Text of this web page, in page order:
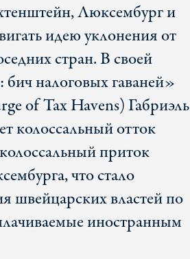
Люксембург и
идею уклонения от
стран. В своей
налоговых гаваней»
of Tax Havens) Габриэль
колоссальный отток
приток
что стало
швейцарских властей по
иностранным